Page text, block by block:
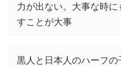
力が出ない。大事な時
すことが大事
黒人と日本人のハーフ